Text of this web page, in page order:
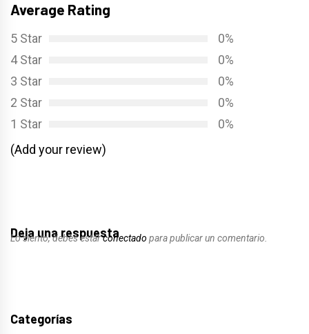
Average Rating
5 Star
0%
4 Star
0%
3 Star
0%
2 Star
0%
1 Star
0%
(Add your review)
Deja una respuesta
Lo siento, debes estarconectado para publicar un comentario.
Categorías